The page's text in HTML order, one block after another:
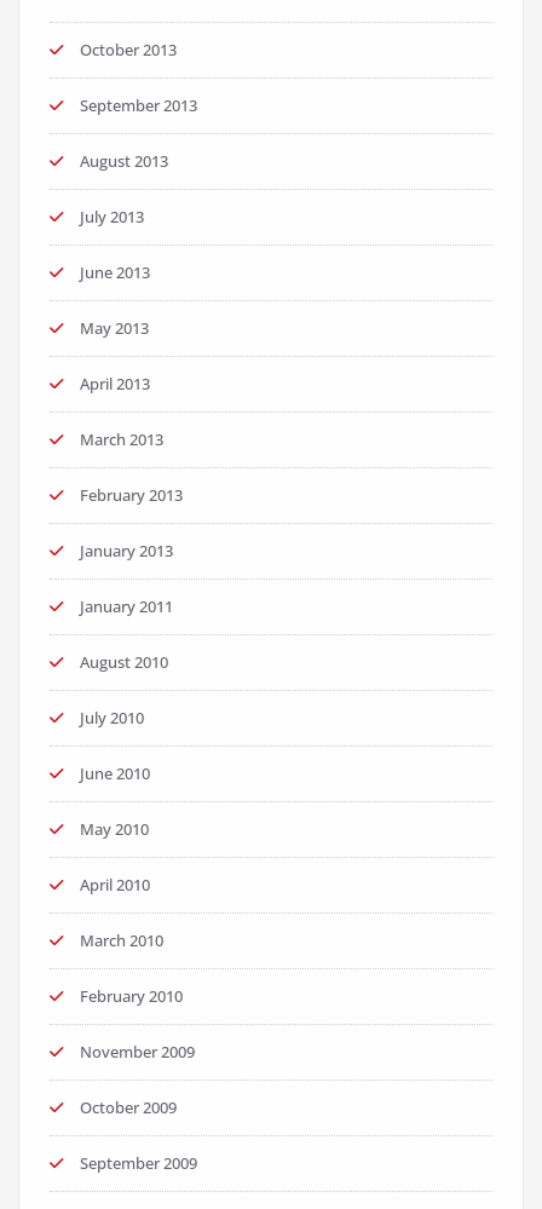
October 2013
September 2013
August 2013
July 2013
June 2013
May 2013
April 2013
March 2013
February 2013
January 2013
January 2011
August 2010
July 2010
June 2010
May 2010
April 2010
March 2010
February 2010
November 2009
October 2009
September 2009